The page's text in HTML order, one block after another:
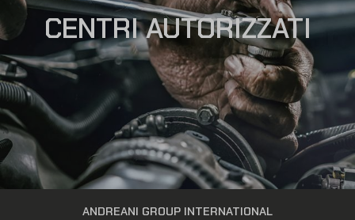
CENTRI AUTORIZZATI
ANDREANI GROUP INTERNATIONAL